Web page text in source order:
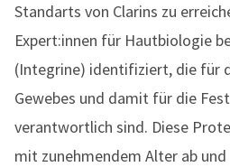
Standarts von Clarins zu
Expert:innen für Hautbiologie
(Integrine) identifiziert, die für
Gewebes und damit für die
verantwortlich sind. Diese
mit zunehmendem Alter ab